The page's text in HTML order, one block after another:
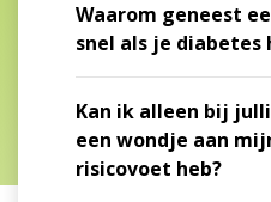
Waarom geneest
snel als je diabetes
Kan ik alleen bij
een wondje aan
risicovoet heb?